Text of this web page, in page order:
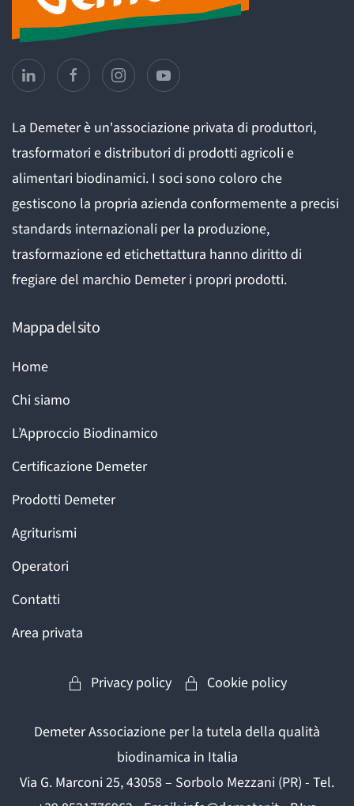
La Demeter è un'associazione privata di produttori,
trasformatori e distributori di prodotti agricoli e
alimentari biodinamici. I soci sono coloro che
gestiscono la propria azienda conformemente a precisi
standards internazionali per la produzione,
trasformazione ed etichettattura hanno diritto di
fregiare del marchio Demeter i propri prodotti.
Mappa del sito
Home
Chi siamo
L’Approccio Biodinamico
Certificazione Demeter
Prodotti Demeter
Agriturismi
Operatori
Contatti
Area privata
Privacy policy Cookie policy
Demeter Associazione per la tutela della qualità
biodinamica in Italia
Via G. Marconi 25, 43058 – Sorbolo Mezzani (PR) - Tel.